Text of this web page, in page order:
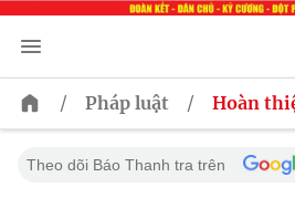
/ Pháp luật / Hoàn
Theo dõi Báo Thanh tra trên